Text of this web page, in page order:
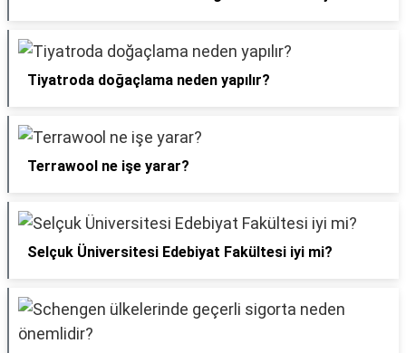
Tiyatroda doğaçlama neden yapılır?
Terrawool ne işe yarar?
Selçuk Üniversitesi Edebiyat Fakültesi iyi mi?